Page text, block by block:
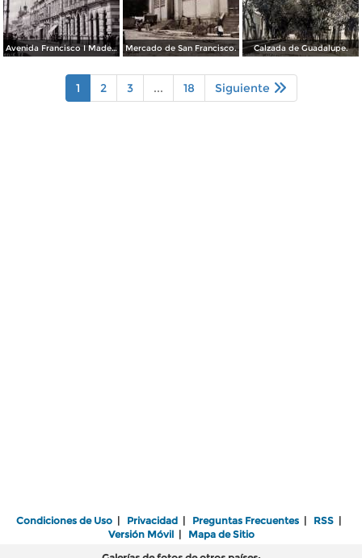
Avenida Francisco I Madero. Mercado de San Francisco. Calzada de Guadalupe.
1 2 3 ... 18 Siguiente
Condiciones de Uso | Privacidad | Preguntas Frecuentes | RSS |
Versión Móvil| Mapa de Sitio